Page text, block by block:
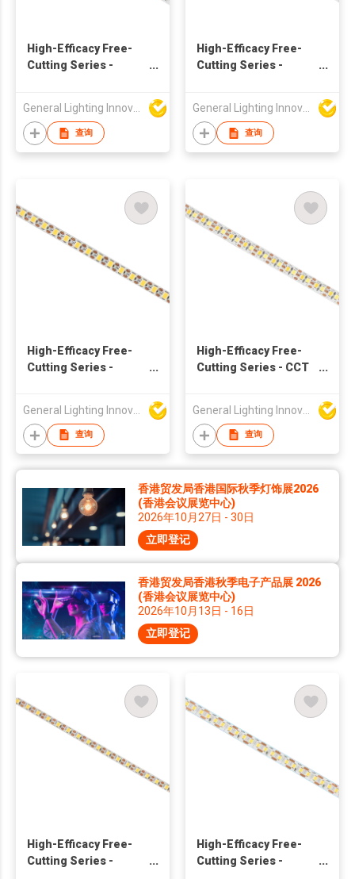
High-Efficacy Free-
Cutting Series -
General Lighting Innovation Limited
查询
High-Efficacy Free-
Cutting Series -
General Lighting Innovation Limited
查询
High-Efficacy Free-
Cutting Series -
General Lighting Innovation Limited
查询
High-Efficacy Free-
Cutting Series - CCT
General Lighting Innovation Limited
查询
香港贸发局香港国际秋季灯饰展2026
(香港会议展览中心)
2026年10月27日 - 30日
立即登记
香港贸发局香港秋季电子产品展 2026
(香港会议展览中心)
2026年10月13日 - 16日
立即登记
High-Efficacy Free-
Cutting Series -
High-Efficacy Free-
Cutting Series -